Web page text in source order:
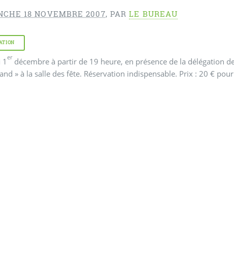
18 NOVEMBRE 2007, PARLE BUREAU
1er décembre à partir de 19 heure, en présence de la délégation
» à la salle des fête. Réservation indispensable. Prix : 20 €